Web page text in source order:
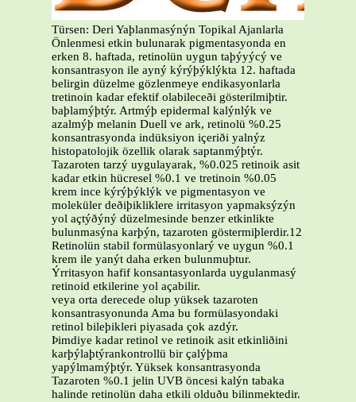
Türsen: Deri Yaþlanmasýnýn Topikal Ajanlarla
Önlenmesi etkin bulunarak pigmentasyonda en
erken 8. haftada, retinolün uygun taþýyýcý ve
konsantrasyon ile ayný kýrýþýklýkta 12. haftada
belirgin düzelme gözlenmeye endikasyonlarla
tretinoin kadar efektif olabileceði gösterilmiþtir.
baþlamýþtýr. Artmýþ epidermal kalýnlýk ve
azalmýþ melanin Duell ve ark, retinolü %0.25
konsantrasyonda indüksiyon içeriði yalnýz
histopatolojik özellik olarak saptanmýþtýr.
Tazaroten tarzý uygulayarak, %0.025 retinoik asit
kadar etkin hücresel %0.1 ve tretinoin %0.05
krem ince kýrýþýklýk ve pigmentasyon ve
moleküler deðiþikliklere irritasyon yapmaksýzýn
yol açtýðýný düzelmesinde benzer etkinlikte
bulunmasýna karþýn, tazaroten göstermiþlerdir.12
Retinolün stabil formülasyonlarý ve uygun %0.1
krem ile yanýt daha erken bulunmuþtur.
Ýrritasyon hafif konsantasyonlarda uygulanmasý
retinoid etkilerine yol açabilir.
veya orta derecede olup yüksek tazaroten
konsantrasyonunda Ama bu formülasyondaki
retinol bileþikleri piyasada çok azdýr.
Þimdiye kadar retinol ve retinoik asit etkinliðini
karþýlaþtýrankontrollü bir çalýþma
yapýlmamýþtýr. Yüksek konsantrasyonda
Tazaroten %0.1 jelin UVB öncesi kalýn tabaka
halinde retinolün daha etkili olduðu bilinmektedir.